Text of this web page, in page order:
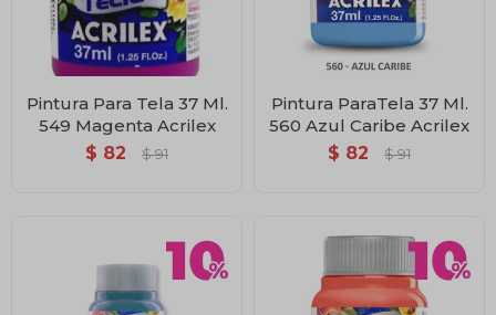
Pintura Para Tela 37 Ml.
549 Magenta Acrilex
$ 82 $ 91
Pintura ParaTela 37 Ml.
560 Azul Caribe Acrilex
$ 82 $ 91